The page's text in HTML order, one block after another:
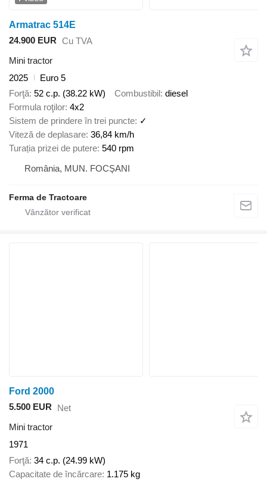
Armatrac 514E
24.900 EUR Cu TVA
Mini tractor
2025
Euro 5
Forţă 52 c.p. (38.22 kW) Combustibil diesel
Formula roţilor 4x2
Sistem de prindere în trei puncte ✓
Viteză de deplasare 36,84 km/h
Turația prizei de putere 540 rpm
România, MUN. FOCŞANI
Ferma de Tractoare
Ford 2000
5.500 EUR
Net
Mini tractor
1971
Forţă 34 c.p. (24.99 kW)
Capacitate de încărcare 1.175 kg